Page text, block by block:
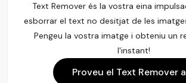
Text Remover és la vostra eina
esborrar el text no desitjat de les
Pengeu la vostra imatge i obteniu un
l'instant!
Proveu el Text Remover